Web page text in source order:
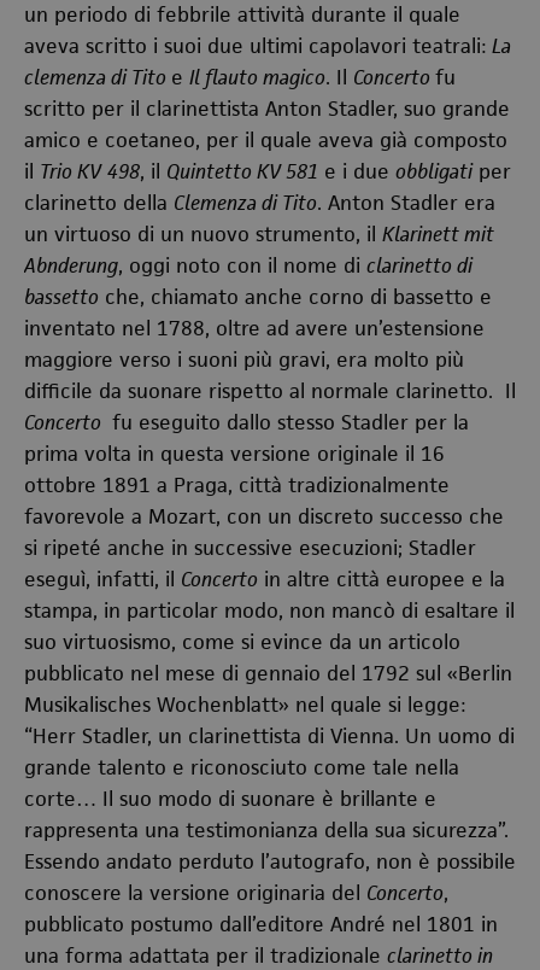
un periodo di febbrile attività durante il quale
aveva scritto i suoi due ultimi capolavori teatrali: La
clemenza di Tito e Il flauto magico. Il Concerto fu
scritto per il clarinettista Anton Stadler, suo grande
amico e coetaneo, per il quale aveva già composto
il Trio KV 498, il Quintetto KV 581 e i due obbligatiper
clarinetto della Clemenza di Tito. Anton Stadler era
un virtuoso di un nuovo strumento, il Klarinett mit
Abnderung, oggi noto con il nome di clarinetto di
bassetto che, chiamato anche corno di bassetto e
inventato nel 1788, oltre ad avere un’estensione
maggiore verso i suoni più gravi, era molto più
difficile da suonare rispetto al normale clarinetto. Il
Concerto fu eseguito dallo stesso Stadler per la
prima volta in questa versione originale il 16
ottobre 1891 a Praga, città tradizionalmente
favorevole a Mozart, con un discreto successo che
si ripeté anche in successive esecuzioni; Stadler
eseguì, infatti, il Concerto in altre città europee e la
stampa, in particolar modo, non mancò di esaltare il
suo virtuosismo, come si evince da un articolo
pubblicato nel mese di gennaio del 1792 sul «Berlin
Musikalisches Wochenblatt» nel quale si legge:
“Herr Stadler, un clarinettista di Vienna. Un uomo di
grande talento e riconosciuto come tale nella
corte… Il suo modo di suonare è brillante e
rappresenta una testimonianza della sua sicurezza”.
Essendo andato perduto l’autografo, non è possibile
conoscere la versione originaria del Concerto,
pubblicato postumo dall’editore André nel 1801 in
una forma adattata per il tradizionale clarinetto in